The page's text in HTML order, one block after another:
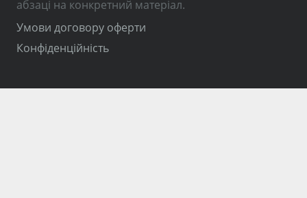
абзаці на конкретний матеріал.
Умови договору оферти
Конфіденційність